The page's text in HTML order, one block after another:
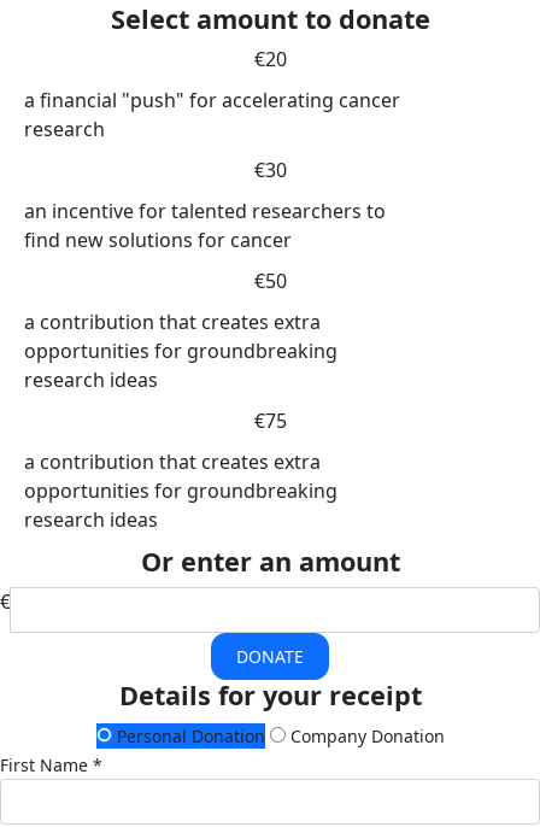
Select amount to donate
€20
a financial "push" for accelerating cancer
research
€30
an incentive for talented researchers to
find new solutions for cancer
€50
a contribution that creates extra
opportunities for groundbreaking
research ideas
€75
a contribution that creates extra
opportunities for groundbreaking
research ideas
Or enter an amount
€
DONATE
Details for your receipt
Personal Donation
Company Donation
First Name *